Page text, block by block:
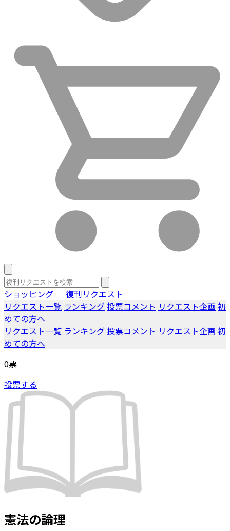
ショッピング ｜ 復刊リクエスト
リクエスト一覧 ランキング投票コメント リクエスト企画 初
めての方へ
リクエスト一覧 ランキング投票コメント リクエスト企画 初
めての方へ
0票
投票する
憲法の論理